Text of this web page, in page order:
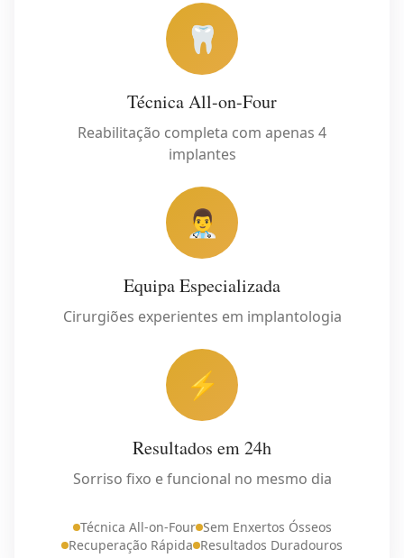
🦷
Técnica All-on-Four
Reabilitação completa com apenas 4
implantes
👨‍⚕️
Equipa Especializada
Cirurgiões experientes em implantologia
⚡
Resultados em 24h
Sorriso fixo e funcional no mesmo dia
Técnica All-on-Four Sem Enxertos Ósseos
Recuperação Rápida Resultados Duradouros